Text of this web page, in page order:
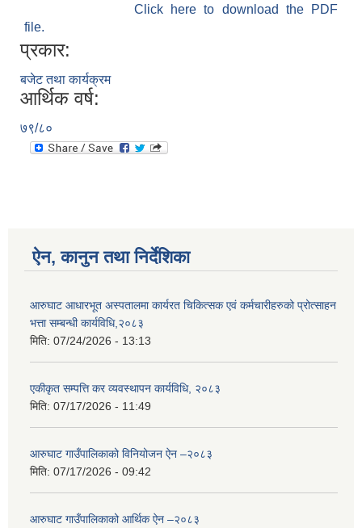
Click here to download the PDF
file.
प्रकार:
बजेट तथा कार्यक्रम
आर्थिक वर्ष:
७९/८०
ऐन, कानुन तथा निर्देशिका
आरुघाट आधारभूत अस्पतालमा कार्यरत चिकित्सक एवं कर्मचारीहरुको प्रोत्साहन
भत्ता सम्बन्धी कार्यविधि,२०८३
मिति: 07/24/2026 - 13:13
एकीकृत सम्पत्ति कर व्यवस्थापन कार्यविधि, २०८३
मिति: 07/17/2026 - 11:49
आरुघाट गाउँपालिकाको विनियोजन ऐन –२०८३
मिति: 07/17/2026 - 09:42
आरुघाट गाउँपालिकाको आर्थिक ऐन –२०८३